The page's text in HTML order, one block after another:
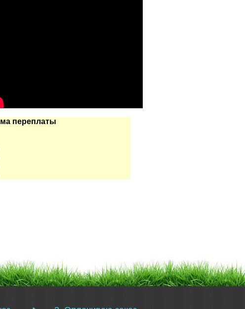
переплаты